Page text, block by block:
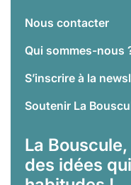
Nous contacter
Qui sommes-nous
S’inscrire à la
Soutenir La
La
des idées